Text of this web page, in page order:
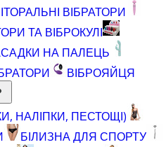
ВІБРАТОРИ
ТА ВІБРОКУЛІ
НА ПАЛЕЦЬ
ВІБРОЯЙЦЯ
НАЛІПКИ, ПЕСТОЩІ)
БІЛИЗНА ДЛЯ СПОРТУ